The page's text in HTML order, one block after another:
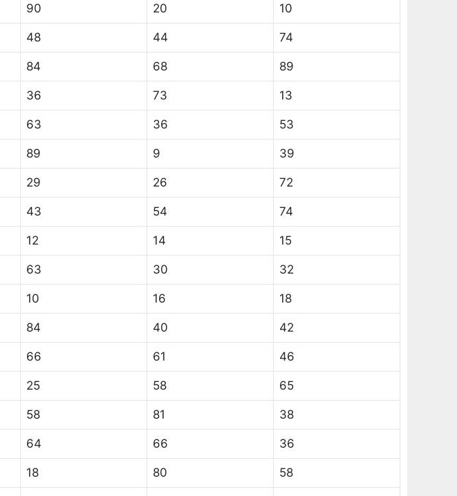
90 20 10
48 44 74
84 68 89
36 73 13
63 36 53
89 9 39
29 26 72
43 54 74
12 14 15
63 30 32
10 16 18
84 40 42
66 61 46
25 58 65
58 81 38
64 66 36
18 80 58